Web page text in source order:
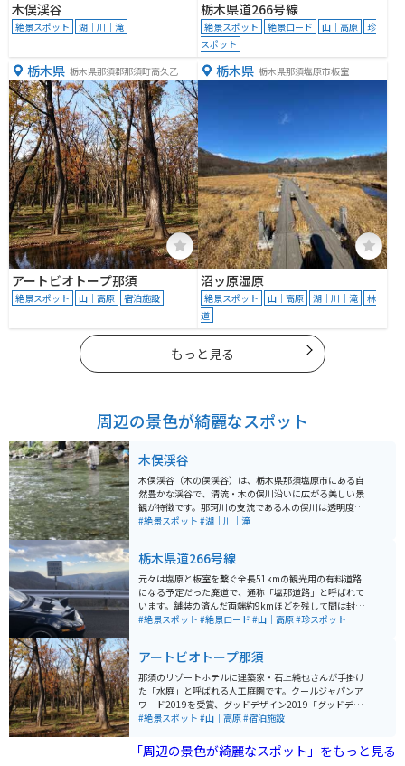
木俣渓谷
絶景スポット 湖｜川｜滝
栃木県道266号線
絶景スポット 絶景ロード 山｜高原
珍
スポット
栃木県 栃木県那須郡那須町高久乙
アートビオトープ那須
絶景スポット 山｜高原 宿泊施設
栃木県 栃木県那須塩原市板室
沼ッ原湿原
絶景スポット 山｜高原 湖｜川｜滝
林
道
もっと見る
周辺の景色が綺麗なスポット
木俣渓谷
木俣渓谷（木の俣渓谷）は、栃木県那須塩原市にある自
然豊かな渓谷で、清流・木の俣川沿いに広がる美しい景
観が特徴です。那珂川の支流である木の俣川は透明度が
高く、特にエメラルドグリーンの清らかな水が印象的
とができます。また、オオバヤナギの群生地があり、春
の新緑や秋の紅葉など、四季折々の自然の美しさを堪能
できる場所です。夏には避暑地としても人気が高く、多
くの家族連れや観光客が訪れます。近くに市営の駐車場
を完備しています。
#絶景スポット #湖｜川｜滝
栃木県道266号線
元々は塩原と板室を繋ぐ全長51kmの観光用の有料道路
になる予定だった廃道で、通称「塩那道路」と呼ばれて
います。舗装の済んだ両端約9kmほどを残して間は封鎖
され、舗装部も1年の2/3は閉鎖される道路ですが、秋に
い為、MTB・バイク・車などで走りを楽しむツーリング
目的で活用されています。
#絶景スポット #絶景ロード #山｜高原#珍スポット
アートビオトープ那須
那須のリゾートホテルに建築家・石上純也さんが手掛け
た「水庭」と呼ばれる人工庭園です。クールジャパンア
ワード2019を受賞、グッドデザイン2019「グッドデザ
イン・ベスト100」に選出されるなど多くの賞を獲得し
#絶景スポット #山｜高原#宿泊施設
「周辺の景色が綺麗なスポット」をもっと見る